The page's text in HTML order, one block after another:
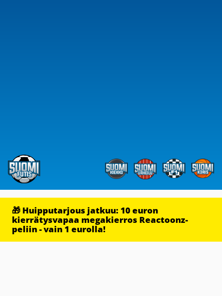
🎁 Huipputarjous jatkuu: 10 euron
kierrätysvapaa megakierros Reactoonz-
peliin - vain 1 eurolla!